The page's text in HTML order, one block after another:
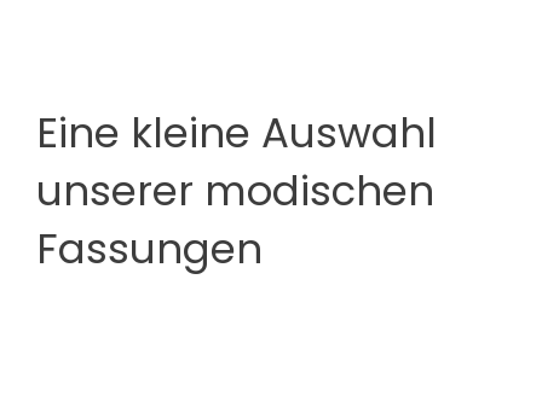
Eine kleine Auswahl
unserer modischen
Fassungen